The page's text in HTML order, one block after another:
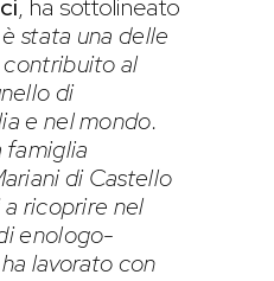
, ha sottolineato
stata una delle
al
di
e nel mondo.
famiglia
di Castello
ricoprire nel
enologo-
lavorato con